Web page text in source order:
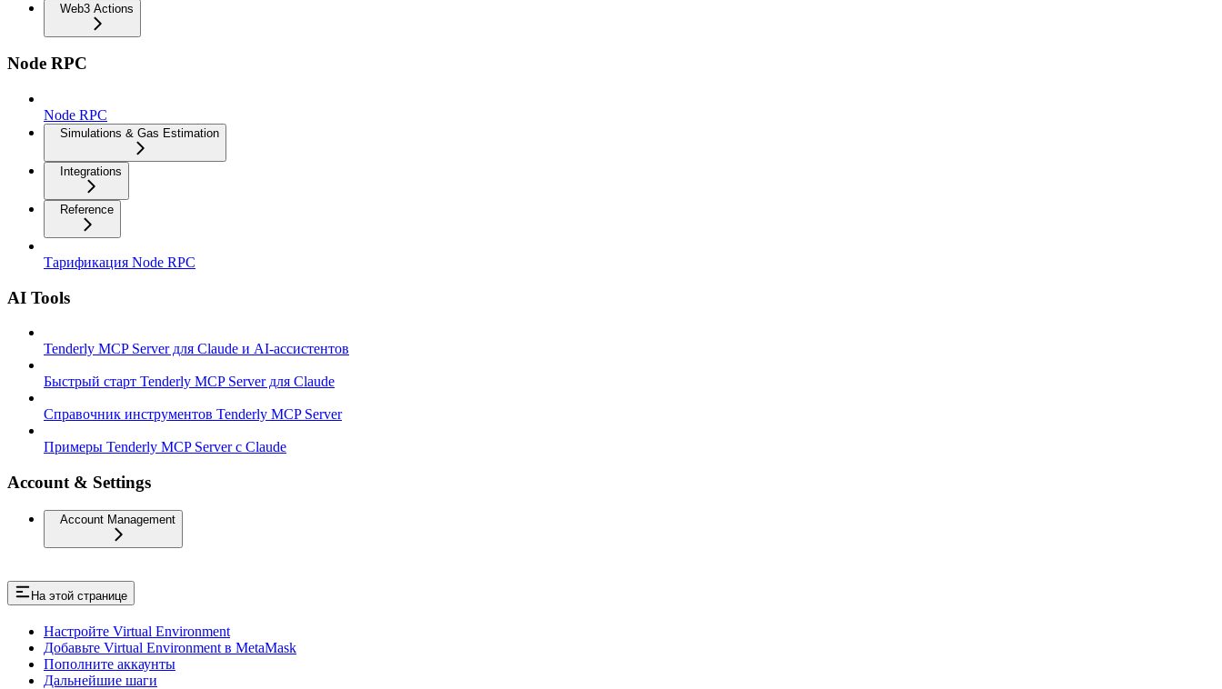
Web3 Actions
Node RPC
Node RPC
Simulations & Gas Estimation
Integrations
Reference
Тарификация Node RPC
AI Tools
Tenderly MCP Server для Claude и AI-ассистентов
Быстрый старт Tenderly MCP Server для Claude
Справочник инструментов Tenderly MCP Server
Примеры Tenderly MCP Server с Claude
Account & Settings
Account Management
На этой странице
Настройте Virtual Environment
Добавьте Virtual Environment в MetaMask
Пополните аккаунты
Дальнейшие шаги